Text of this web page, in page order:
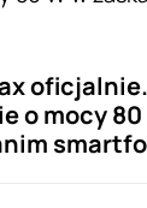
o mocy 80